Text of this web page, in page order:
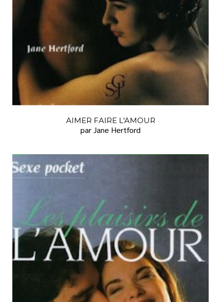
AIMER FAIRE L'AMOUR
par Jane Hertford